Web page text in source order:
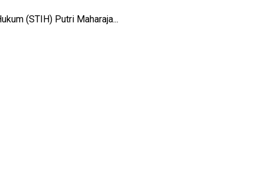
(STIH) Putri Maharaja...